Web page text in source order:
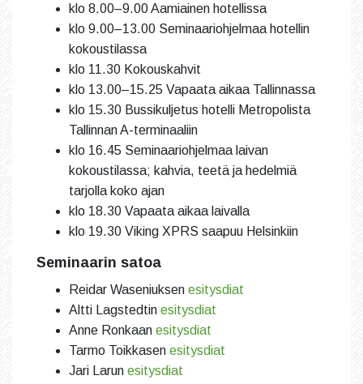
klo 8.00–9.00 Aamiainen hotellissa
klo 9.00–13.00 Seminaariohjelmaa hotellin
kokoustilassa
klo 11.30 Kokouskahvit
klo 13.00–15.25 Vapaata aikaa Tallinnassa
klo 15.30 Bussikuljetus hotelli Metropolista
Tallinnan A-terminaaliin
klo 16.45 Seminaariohjelmaa laivan
kokoustilassa; kahvia, teetä ja hedelmiä
tarjolla koko ajan
klo 18.30 Vapaata aikaa laivalla
klo 19.30 Viking XPRS saapuu Helsinkiin
Seminaarin satoa
Reidar Waseniuksen esitysdiat
Altti Lagstedtin esitysdiat
Anne Ronkaan esitysdiat
Tarmo Toikkasen esitysdiat
Jari Larun esitysdiat